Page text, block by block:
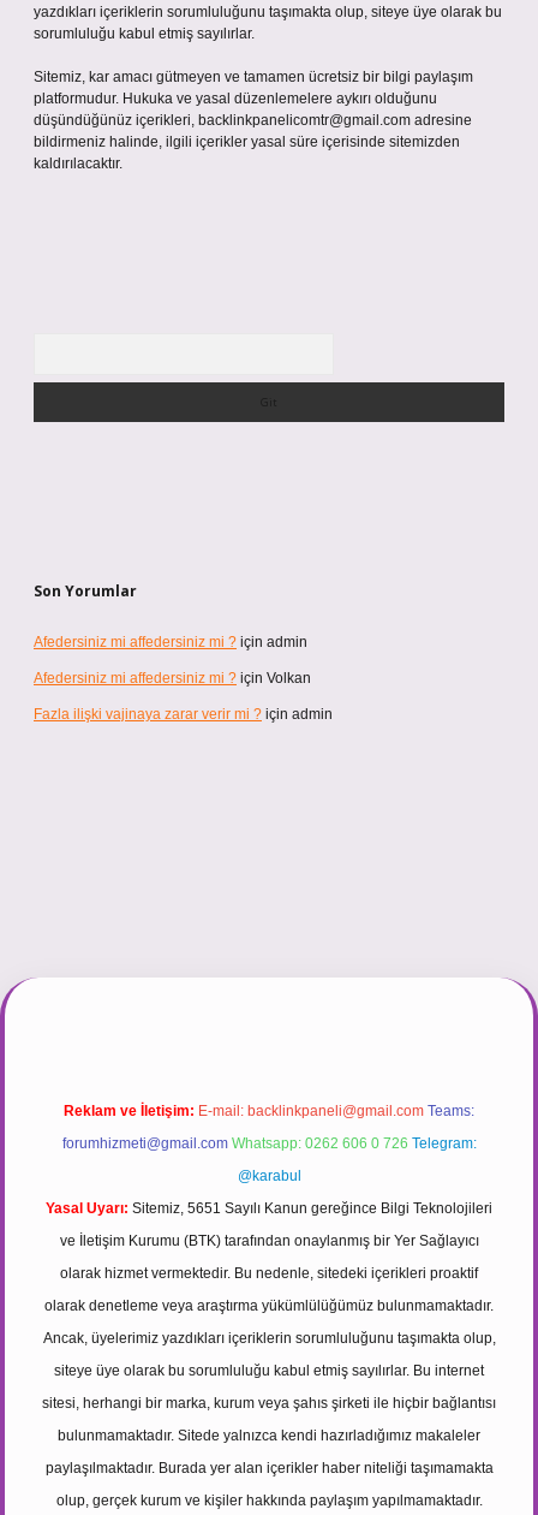
yazdıkları içeriklerin sorumluluğunu taşımakta olup, siteye üye olarak bu
sorumluluğu kabul etmiş sayılırlar.
Sitemiz, kar amacı gütmeyen ve tamamen ücretsiz bir bilgi paylaşım
platformudur. Hukuka ve yasal düzenlemelere aykırı olduğunu
düşündüğünüz içerikleri, backlinkpanelicomtr@gmail.com adresine
bildirmeniz halinde, ilgili içerikler yasal süre içerisinde sitemizden
kaldırılacaktır.
Son Yorumlar
Afedersiniz mi affedersiniz mi ? için admin
Afedersiniz mi affedersiniz mi ? için Volkan
Fazla ilişki vajinaya zarar verir mi ? için admin
girişhttps://tulipbett.net/
Reklam ve İletişim: E-mail: backlinkpaneli@gmail.com Teams:
forumhizmeti@gmail.com Whatsapp: 0262 606 0 726 Telegram:
@karabul
Yasal Uyarı: Sitemiz, 5651 Sayılı Kanun gereğince Bilgi Teknolojileri
ve İletişim Kurumu (BTK) tarafından onaylanmış bir Yer Sağlayıcı
olarak hizmet vermektedir. Bu nedenle, sitedeki içerikleri proaktif
olarak denetleme veya araştırma yükümlülüğümüz bulunmamaktadır.
Ancak, üyelerimiz yazdıkları içeriklerin sorumluluğunu taşımakta olup,
siteye üye olarak bu sorumluluğu kabul etmiş sayılırlar. Bu internet
sitesi, herhangi bir marka, kurum veya şahıs şirketi ile hiçbir bağlantısı
bulunmamaktadır. Sitede yalnızca kendi hazırladığımız makaleler
paylaşılmaktadır. Burada yer alan içerikler haber niteliği taşımamakta
olup, gerçek kurum ve kişiler hakkında paylaşım yapılmamaktadır.